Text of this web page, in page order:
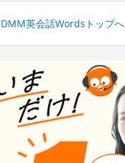
DMM英会話Wordsトップへ